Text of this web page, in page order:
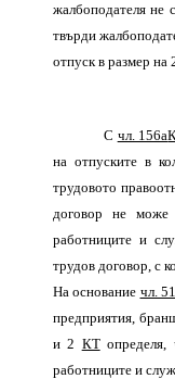
жалбоподателя не
твърди
отпуск в размер на
С чл. 156а
на отпуските в
трудовото
договор не може
работниците и
трудов договор, с
На основание чл. 51
предприятия,
и 2 КТопределя,
работниците и